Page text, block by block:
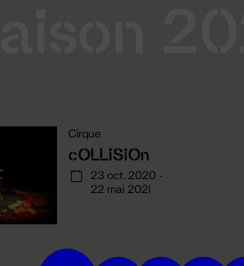
Cirque
cOLLiSiOn
23 oct. 2020 -
22 mai 2021